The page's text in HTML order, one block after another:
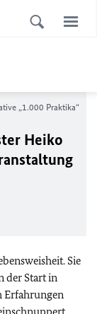
„1.000 Praktika“
Heiko
Sie
der Start in
Erfahrungen